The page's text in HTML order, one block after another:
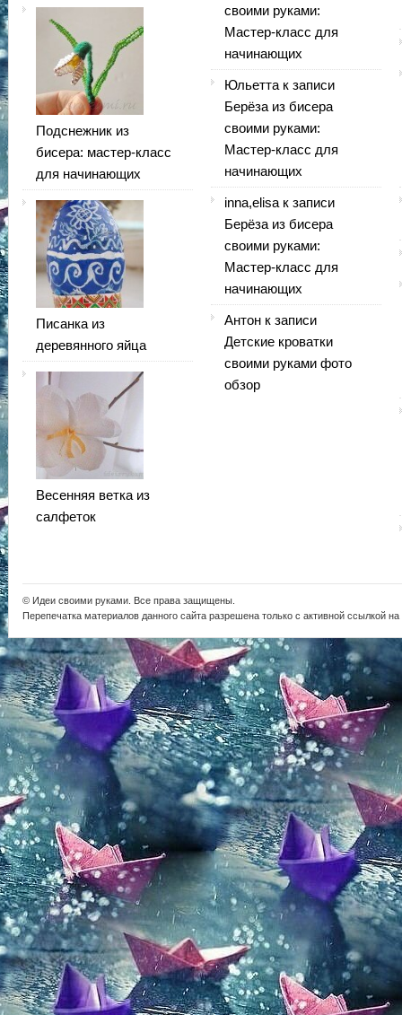
Подснежник из
бисера: мастер-класс
для начинающих
Писанка из
деревянного яйца
Весенняя ветка из
салфеток
своими руками:
Мастер-класс для
начинающих
Юльетта к записи
Берёза из бисера
своими руками:
Мастер-класс для
начинающих
inna,elisa к записи
Берёза из бисера
своими руками:
Мастер-класс для
начинающих
Антон к записи
Детские кроватки
своими руками фото
обзор
© Идеи своими руками. Все права защищены.
Перепечатка материалов данного сайта разрешена только с активной ссылкой